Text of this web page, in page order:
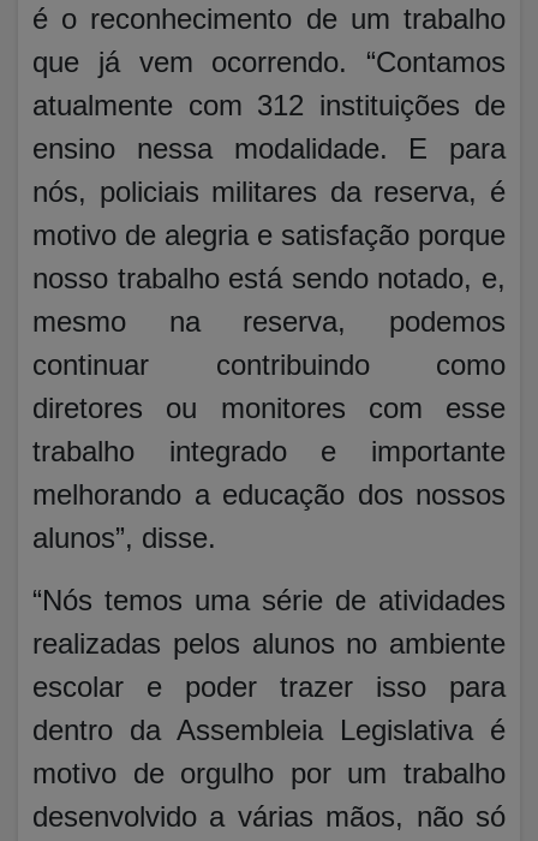
é o reconhecimento de um trabalho
que já vem ocorrendo. “Contamos
atualmente com 312 instituições de
ensino nessa modalidade. E para
nós, policiais militares da reserva, é
motivo de alegria e satisfação porque
nosso trabalho está sendo notado, e,
mesmo na reserva, podemos
continuar contribuindo como
diretores ou monitores com esse
trabalho integrado e importante
melhorando a educação dos nossos
alunos”, disse.
“Nós temos uma série de atividades
realizadas pelos alunos no ambiente
escolar e poder trazer isso para
dentro da Assembleia Legislativa é
motivo de orgulho por um trabalho
desenvolvido a várias mãos, não só